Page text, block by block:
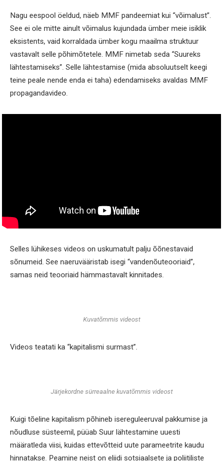
Nagu eespool öeldud, näeb MMF pandeemiat kui “võimalust”.
See ei ole mitte ainult võimalus kujundada ümber meie isiklik
eksistents, vaid korraldada ümber kogu maailma struktuur
vastavalt selle põhimõtetele. MMF nimetab seda “Suureks
lähtestamiseks”. Selle lähtestamise (mida absoluutselt keegi
teine peale nende enda ei taha) edendamiseks avaldas MMF
propagandavideo.
Selles lühikeses videos on uskumatult palju õõnestavaid
sõnumeid. See naeruvääristab isegi “vandenõuteooriaid”,
samas neid teooriaid hämmastavalt kinnitades.
Kuvatõmmis videost
Videos teatati ka “kapitalismi surmast”.
Järjekordne sürreaalne kuvatõmmis videost
Kuigi tõeline kapitalism põhineb isereguleeruval pakkumise ja
nõudluse süsteemil, püüab Suur lähtestamine uuesti
määratleda viisi, kuidas ettevõtteid uute parameetrite kaudu
hinnatakse. Peamine neist on eliidi sotsiaalsete ja poliitiliste